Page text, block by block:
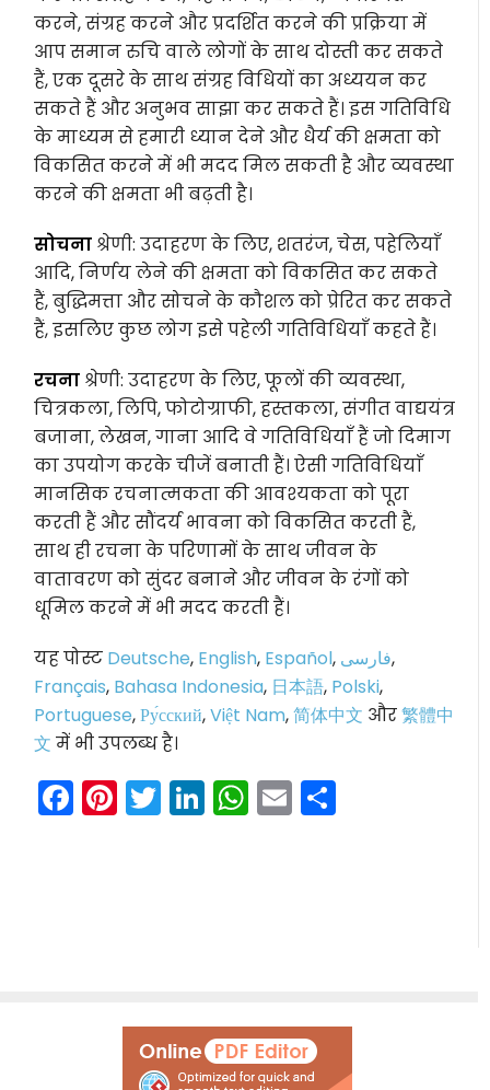
करने, संग्रह करने और प्रदर्शित करने की प्रक्रिया में
आप समान रुचि वाले लोगों के साथ दोस्ती कर सकते
हैं, एक दूसरे के साथ संग्रह विधियों का अध्ययन कर
सकते हैं और अनुभव साझा कर सकते हैं। इस गतिविधि
के माध्यम से हमारी ध्यान देने और धैर्य की क्षमता को
विकसित करने में भी मदद मिल सकती है और व्यवस्था
करने की क्षमता भी बढ़ती है।
सोचना श्रेणी: उदाहरण के लिए, शतरंज, चेस, पहेलियाँ
आदि, निर्णय लेने की क्षमता को विकसित कर सकते
हैं, बुद्धिमत्ता और सोचने के कौशल को प्रेरित कर सकते
हैं, इसलिए कुछ लोग इसे पहेली गतिविधियाँ कहते हैं।
रचना श्रेणी: उदाहरण के लिए, फूलों की व्यवस्था,
चित्रकला, लिपि, फोटोग्राफी, हस्तकला, संगीत वाद्ययंत्र
बजाना, लेखन, गाना आदि वे गतिविधियाँ हैं जो दिमाग
का उपयोग करके चीजें बनाती हैं। ऐसी गतिविधियाँ
मानसिक रचनात्मकता की आवश्यकता को पूरा
करती हैं और सौंदर्य भावना को विकसित करती हैं,
साथ ही रचना के परिणामों के साथ जीवन के
वातावरण को सुंदर बनाने और जीवन के रंगों को
धूमिल करने में भी मदद करती हैं।
यह पोस्ट Deutsche, English, Español, فارسی,
Français, Bahasa Indonesia, 日本語, Polski,
Portuguese,Ру́сский,Việt Nam,简体中文 और繁體中
文 में भी उपलब्ध है।
Facebook
Pinterest
Twitter
LinkedIn
WhatsApp
Email